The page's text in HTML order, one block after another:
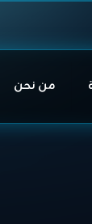
من نحن